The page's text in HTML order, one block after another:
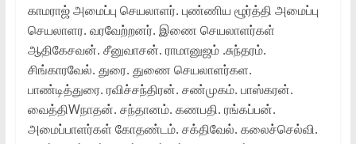
காமராஜ் அமைப்பு செயலாளர். புண்ணிய ழூர்த்தி அமைப்பு
செயலாளர. வரவேற்றனர். இணை செயலாளர்கள்
ஆதிகேசவன். சீனுவாசன். ராமானுஜம் .சுந்தரம்.
சிங்காரவேல். துரை. துணை செயலாளர்கள.
பாண்டித்துரை. ரவிச்சந்திரன். சண்முகம். பாஸ்கரன்.
வைத்திWநாதன். சந்தானம். கணபதி. ரங்கப்பன்.
அமைப்பாளர்கள் கோதண்டம். சக்திவேல். கலைச்செல்வி.